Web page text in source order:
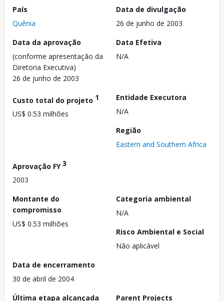
País
Quênia
Data de divulgação
26 de junho de 2003
Data da aprovação
(conforme apresentação da
Diretoria Executiva)
26 de junho de 2003
Data Efetiva
N/A
Custo total do projeto 1
US$ 0.53 milhões
Entidade Executora
N/A
Região
Eastern and Southern Africa
Aprovação FY3
2003
Montante do
compromisso
US$ 0.53 milhões
Categoria ambiental
N/A
Risco Ambiental e Social
Não aplicável
Data de encerramento
30 de abril de 2004
Última etapa alcançada
Parent Projects